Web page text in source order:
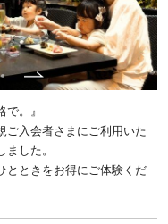
。』
ご入会者さまにご利用いた
した。
とときをお得にご体験くだ